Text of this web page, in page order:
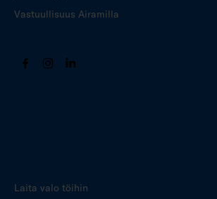
Vastuullisuus Airamilla
Laita valo töihin